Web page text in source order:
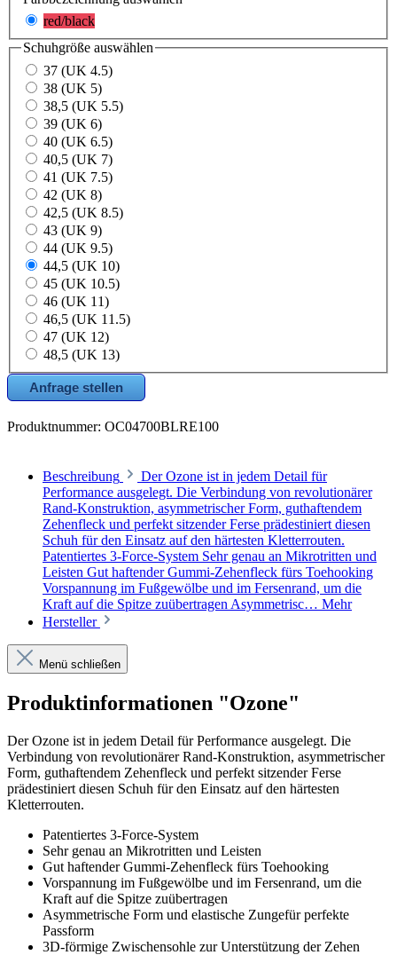
red/black
Schuhgröße auswählen
37 (UK 4.5)
38 (UK 5)
38,5 (UK 5.5)
39 (UK 6)
40 (UK 6.5)
40,5 (UK 7)
41 (UK 7.5)
42 (UK 8)
42,5 (UK 8.5)
43 (UK 9)
44 (UK 9.5)
44,5 (UK 10)
45 (UK 10.5)
46 (UK 11)
46,5 (UK 11.5)
47 (UK 12)
48,5 (UK 13)
Anfrage stellen
Produktnummer: OC04700BLRE100
Beschreibung
Der Ozone ist in jedem Detail für
Performance ausgelegt. Die Verbindung von revolutionärer
Rand-Konstruktion, asymmetrischer Form, guthaftendem
Zehenfleck und perfekt sitzender Ferse prädestiniert diesen
Schuh für den Einsatz auf den härtesten Kletterrouten.
Patentiertes 3-Force-System Sehr genau an Mikrotritten und
Leisten Gut haftender Gummi-Zehenfleck fürs Toehooking
Vorspannung im Fußgewölbe und im Fersenrand, um die
Kraft auf die Spitze zuübertragen Asymmetrisc… Mehr
Hersteller
Menü schließen
Produktinformationen "Ozone"
Der Ozone ist in jedem Detail für Performance ausgelegt. Die
Verbindung von revolutionärer Rand-Konstruktion, asymmetrischer
Form, guthaftendem Zehenfleck und perfekt sitzender Ferse
prädestiniert diesen Schuh für den Einsatz auf den härtesten
Kletterrouten.
Patentiertes 3-Force-System
Sehr genau an Mikrotritten und Leisten
Gut haftender Gummi-Zehenfleck fürs Toehooking
Vorspannung im Fußgewölbe und im Fersenrand, um die
Kraft auf die Spitze zuübertragen
Asymmetrische Form und elastische Zungefür perfekte
Passform
3D-förmige Zwischensohle zur Unterstützung der Zehen